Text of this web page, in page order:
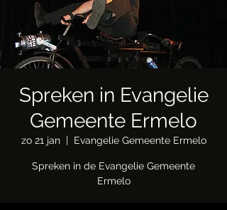
Spreken in Evangelie
Gemeente Ermelo
zo 21 jan
  |
Evangelie Gemeente Ermelo
Spreken in de Evangelie Gemeente
Ermelo